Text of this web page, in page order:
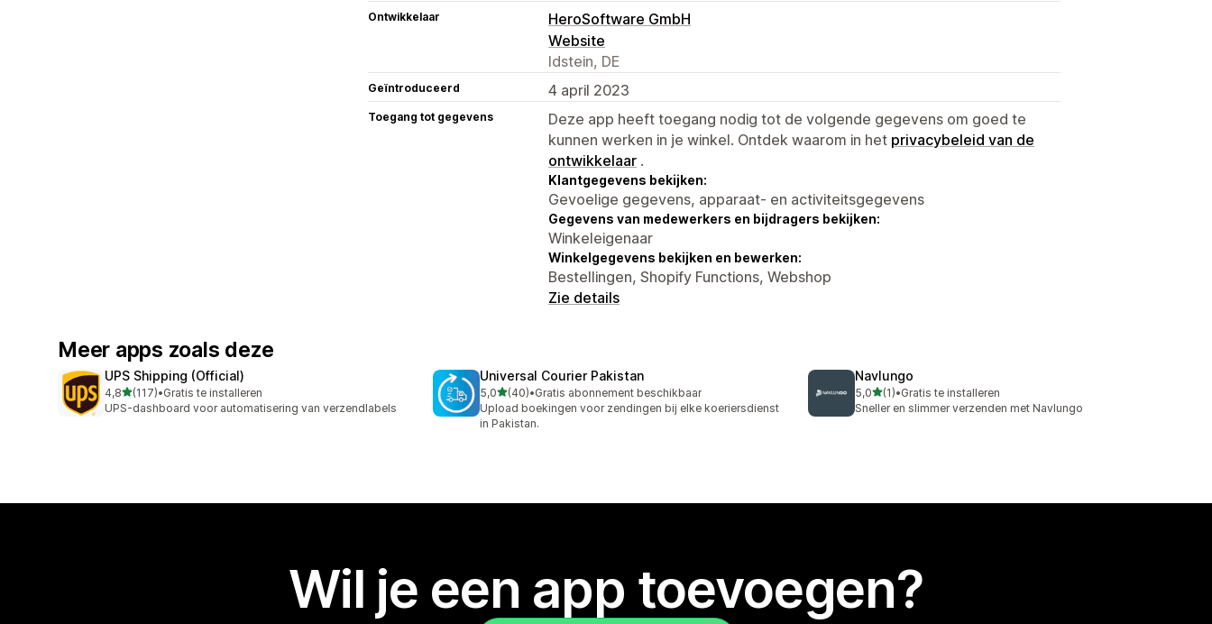
Ontwikkelaar
HeroSoftware GmbH
Website
Idstein, DE
Geïntroduceerd 4 april 2023
Toegang tot gegevens
Deze app heeft toegang nodig tot de volgende gegevens om goed te
kunnen werken in je winkel. Ontdek waarom in het privacybeleid van de
ontwikkelaar .
Klantgegevens bekijken:
Gevoelige gegevens, apparaat- en activiteitsgegevens
Gegevens van medewerkers en bijdragers bekijken:
Winkeleigenaar
Winkelgegevens bekijken en bewerken:
Bestellingen, Shopify Functions, Webshop
Zie details
Meer apps zoals deze
UPS Shipping (Official)
4,8van 5 sterren
(117)
117 recensies in totaal
•Gratis te installeren
UPS-dashboard voor automatisering van verzendlabels
Universal Courier Pakistan
5,0van 5 sterren
(40)
40 recensies in totaal
•Gratis abonnement beschikbaar
Upload boekingen voor zendingen bij elke koeriersdienst
in Pakistan.
Navlungo
5,0van 5 sterren
(1)
1 recensies in totaal
•Gratis te installeren
Sneller en slimmer verzenden met Navlungo
Wil je een app toevoegen?